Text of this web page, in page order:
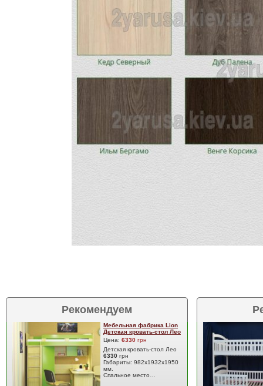
Рекомендуем
Мебельная фабрика Lion
Детская кровать-стол Лео
Цена: 6330 грн
Детская кровать-стол Лео
6330 грн
Габариты: 982х1932х1950
мм.
Спальное место…